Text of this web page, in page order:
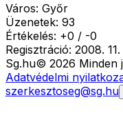
Város: Győr
Üzenetek: 93
Értékelés: +0 / -0
Regisztráció: 2008.
Sg.hu© 2026 Minden
Adatvédelmi
szerkesztoseg@sg.hu